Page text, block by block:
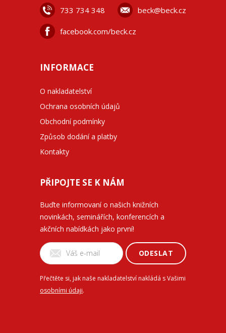
733 734 348 beck@beck.cz
facebook.com/beck.cz
INFORMACE
O nakladatelství
Ochrana osobních údajů
Obchodní podmínky
Způsob dodání a platby
Kontakty
PŘIPOJTE SE K NÁM
Buďte informovaní o našich knižních
novinkách, seminářích, konferencích a
akčních nabídkách jako první!
ODESLAT
Přečtěte si, jak naše nakladatelství nakládá s Vašimi
osobními údaji.